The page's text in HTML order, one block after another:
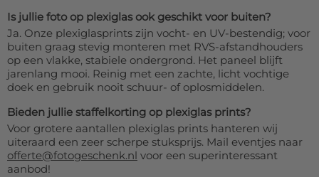
Is jullie foto op plexiglas ook geschikt voor buiten?
Ja. Onze plexiglasprints zijn vocht- en UV-bestendig; voor
buiten graag stevig monteren met RVS-afstandhouders
op een vlakke, stabiele ondergrond. Het paneel blijft
jarenlang mooi. Reinig met een zachte, licht vochtige
doek en gebruik nooit schuur- of oplosmiddelen.
Bieden jullie staffelkorting op plexiglas prints?
Voor grotere aantallen plexiglas prints hanteren wij
uiteraard een zeer scherpe stuksprijs. Mail eventjes naar
offerte@fotogeschenk.nl voor een superinteressant
aanbod!